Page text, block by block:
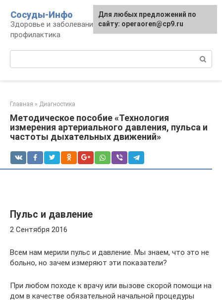
контенту
Сосуды-Инфо
Здоровье и заболевания сосудов и сердца,
профилактика
Главная » Диагностика
Методическое пособие «Технология
измерения артериального давления, пульса и
частоты дыхательных движений»
Пульс и давление
2 Сентября 2016
Всем нам мерили пульс и давление. Мы знаем, что это не
больно, но зачем измеряют эти показатели?
При любом походе к врачу или вызове скорой помощи на
дом в качестве обязательной начальной процедуры
Для любых предложений по
сайту: operaoren@cp9.ru